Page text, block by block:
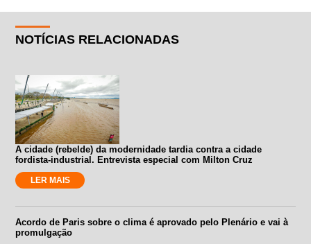
NOTÍCIAS RELACIONADAS
A cidade (rebelde) da modernidade tardia contra a cidade
fordista-industrial. Entrevista especial com Milton Cruz
LER MAIS
Acordo de Paris sobre o clima é aprovado pelo Plenário e vai à
promulgação